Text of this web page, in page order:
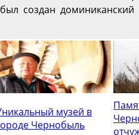
создан доминиканский
музей в
Чернобыль